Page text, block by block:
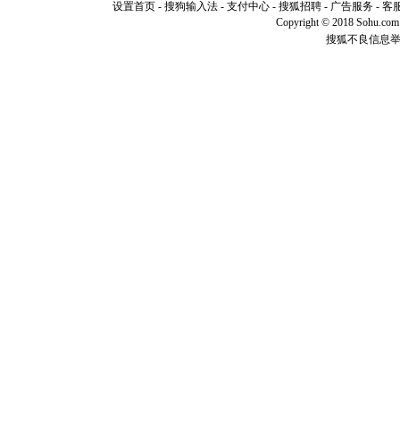
[元旦]
如
起；二是
离。水晶
设置首页- 搜狗输入法- 支付中心- 搜狐招聘- 广告服务- 客
Copyright © 2018
搜狐不良信息